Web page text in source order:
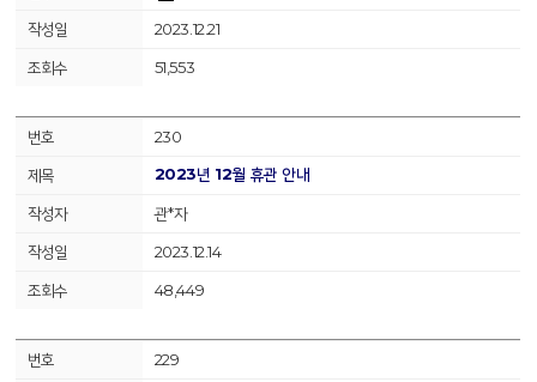
2023.12.21
51,553
230
2023년 12월 휴관 안내
관*자
2023.12.14
48,449
229